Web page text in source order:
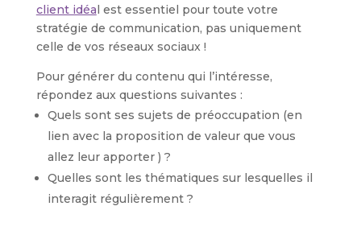
client idéa l est essentiel pour toute votre
stratégie de communication, pas uniquement
celle de vos réseaux sociaux !
Pour générer du contenu qui l’intéresse,
répondez aux questions suivantes :
Quels sont ses sujets de préoccupation (en
lien avec la proposition de valeur que vous
allez leur apporter ) ?
Quelles sont les thématiques sur lesquelles il
interagit régulièrement ?